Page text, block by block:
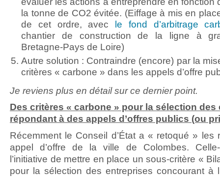
la tonne de CO2 évitée. (Eiffage à mis en
de cet ordre, avec
le fond d’arbitrage
chantier de construction de la ligne à
Bretagne-Pays de Loire)
Autre solution : Contraindre (encore) par la
critères « carbone » dans les appels d’offre
Je reviens plus en détail sur ce dernier point.
Des critères « carbone » pour la sélection des
répondant à des appels d’offres publics (ou
Récemment le Conseil d’État a « retoqué » les
appel d’offre de la ville de Colombes.
l’initiative de mettre en place un sous-critère «
pour la sélection des entreprises concourant à